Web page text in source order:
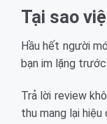
Tại sao
Hầu hết người
bạn im lặng
Trả lời review
thu mang lại